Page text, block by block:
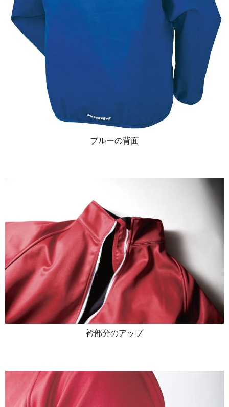
ブルーの背面
衿部分のアップ